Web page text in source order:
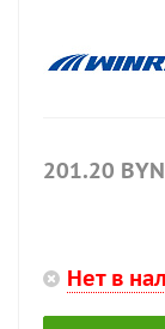
201.20 BYN
Нет в